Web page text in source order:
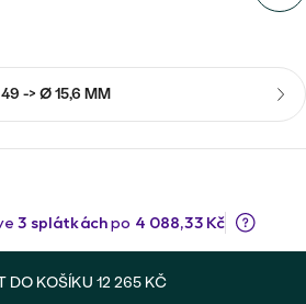
prsteny
PROHLÉDNOUT
49 -> Ø 15,6 MM
DO KOŠÍKU 12 265 KČ